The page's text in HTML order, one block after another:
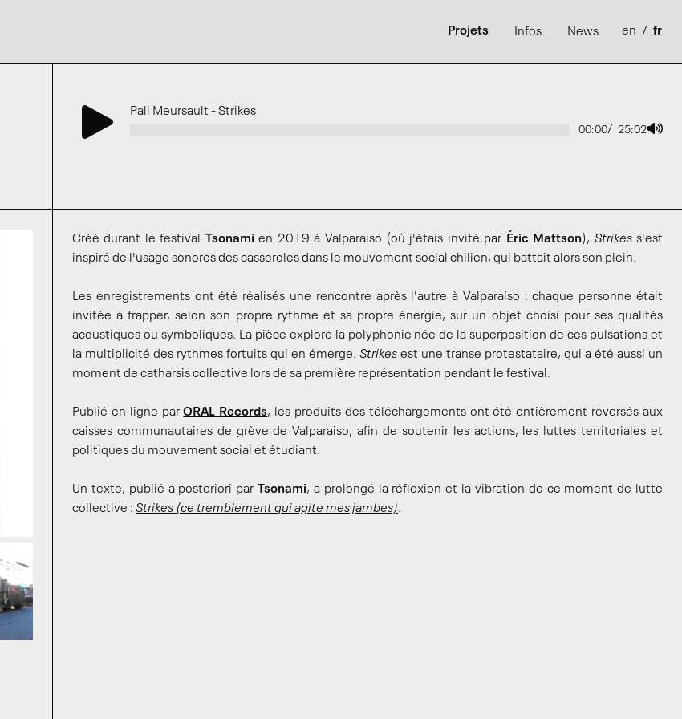
Projets Infos News en / fr
Pali Meursault - Strikes
00:00/ 25:02
Créé durant le festival Tsonami en 2019 à Valparaiso (où j'étais invité par Éric Mattson), Strikess'est
inspiré de l'usage sonores des casseroles dans le mouvement social chilien, qui battait alors son plein.
Les enregistrements ont été réalisés une rencontre après l'autre à Valparaíso : chaque personne était
invitée à frapper, selon son propre rythme et sa propre énergie, sur un objet choisi pour ses qualités
acoustiques ou symboliques. La pièce explore la polyphonie née de la superposition de ces pulsations et
la multiplicité des rythmes fortuits qui en émerge. Strikes est une transe protestataire, qui a été aussi un
moment de catharsis collective lors de sa première représentation pendant le festival.
Publié en ligne parORAL Records, les produits des téléchargements ont été entièrement reversés aux
caisses communautaires de grève de Valparaiso, afin de soutenir les actions, les luttes territoriales et
politiques du mouvement social et étudiant.
Un texte, publié a posteriori par Tsonami, a prolongé la réflexion et la vibration de ce moment de lutte
collective : Strikes (ce tremblement qui agite mes jambes).